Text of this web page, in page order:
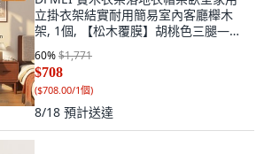
立掛衣架結實耐用簡易室內客廳櫸木
架, 1個, 【松木覆膜】胡桃色三腿—8
掛鉤:如圖
60%$1,771
$708
($708.00/1個)
8/18 預計送達